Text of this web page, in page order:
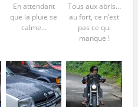
En attendant
que la pluie se
calme…
Tous aux abris…
au fort, ce n’est
pas ce qui
manque !